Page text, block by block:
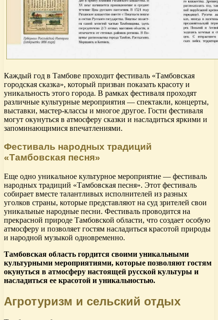
Каждый год в Тамбове проходит фестиваль «Тамбовская
городская сказка», который призван показать красоту и
уникальность этого города. В рамках фестиваля проходят
различные культурные мероприятия — спектакли, концерты,
выставки, мастер-классы и многое другое. Гости фестиваля
могут окунуться в атмосферу сказки и насладиться яркими и
запоминающимися впечатлениями.
Фестиваль народных традиций
«Тамбовская песня»
Еще одно уникальное культурное мероприятие — фестиваль
народных традиций «Тамбовская песня». Этот фестиваль
собирает вместе талантливых исполнителей из разных
уголков страны, которые представляют на суд зрителей свои
уникальные народные песни. Фестиваль проводится на
прекрасной природе Тамбовской области, что создает особую
атмосферу и позволяет гостям насладиться красотой природы
и народной музыкой одновременно.
Тамбовская область гордится своими уникальными
культурными мероприятиями, которые позволяют гостям
окунуться в атмосферу настоящей русской культуры и
насладиться ее красотой и уникальностью.
Агротуризм и сельский отдых